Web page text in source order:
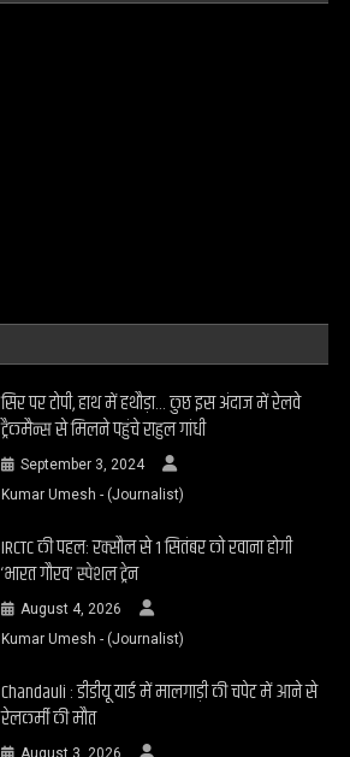
सिर पर टोपी, हाथ में हथौड़ा… कुछ इस अंदाज में रेलवे
ट्रैकमैन्स से मिलने पहुंचे राहुल गांधी
September 3, 2024
Kumar Umesh - (Journalist)
IRCTC की पहल: रक्सौल से 1 सितंबर को रवाना होगी
‘भारत गौरव’ स्पेशल ट्रेन
August 4, 2026
Kumar Umesh - (Journalist)
Chandauli : डीडीयू यार्ड में मालगाड़ी की चपेट में आने से
रेलकर्मी की मौत
August 3, 2026